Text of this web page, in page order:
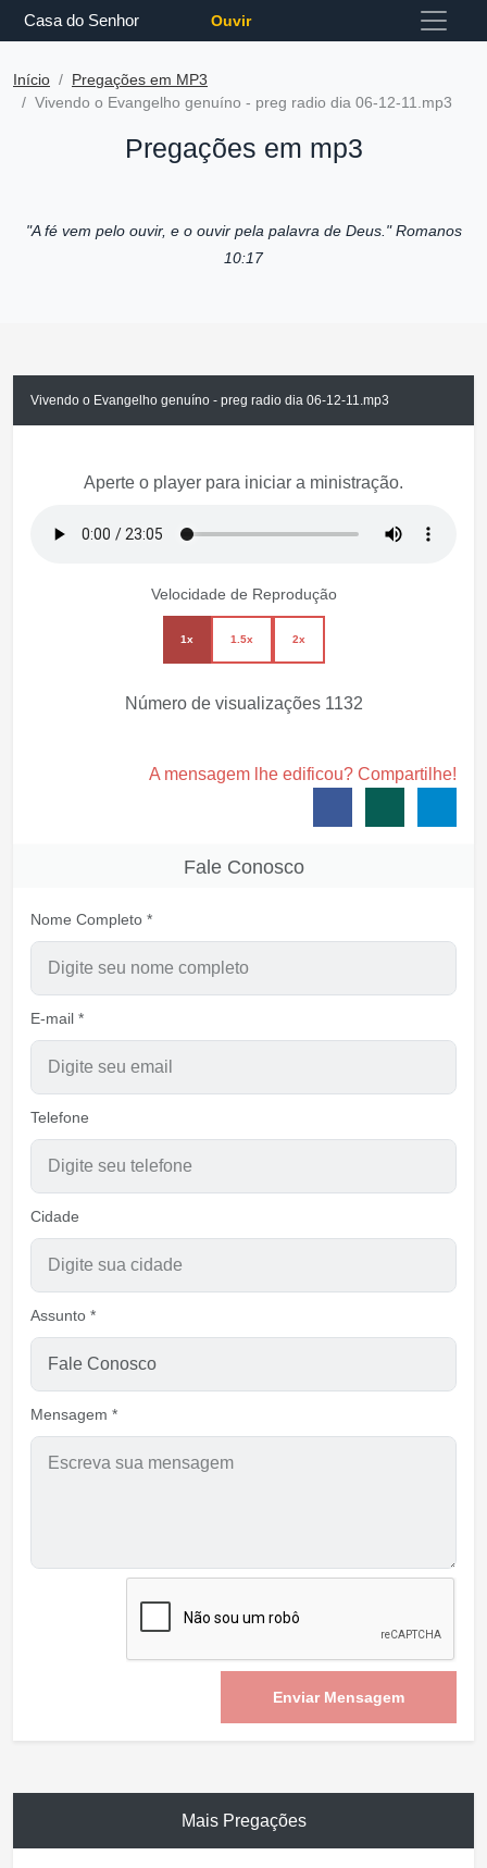
Casa do Senhor Ouvir
Início
Pregações em MP3
Vivendo o Evangelho genuíno - preg radio dia 06-12-11.mp3
Pregações em mp3
"A fé vem pelo ouvir, e o ouvir pela palavra de Deus."Romanos
10:17
Vivendo o Evangelho genuíno - preg radio dia 06-12-11.mp3
Aperte o player para iniciar a ministração.
Velocidade de Reprodução
1x 1.5x 2x
Número de visualizações 1132
A mensagem lhe edificou? Compartilhe!
Fale Conosco
Nome Completo *
E-mail *
Telefone
Cidade
Assunto *
Mensagem *
Enviar Mensagem
Mais Pregações